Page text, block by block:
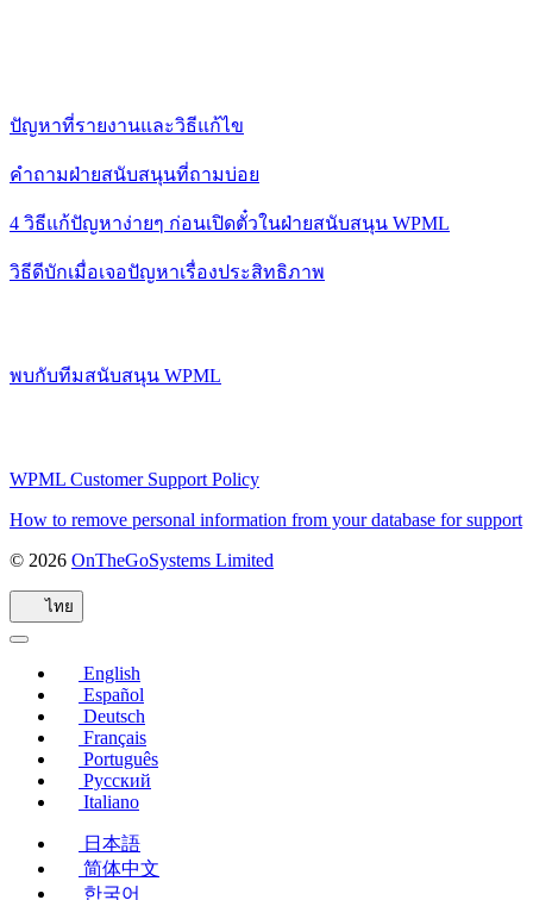
ปัญหาที่รายงานและวิธีแก้ไข
คำถามฝ่ายสนับสนุนที่ถามบ่อย
4 วิธีแก้ปัญหาง่ายๆ ก่อนเปิดตั๋วในฝ่ายสนับสนุน WPML
วิธีดีบักเมื่อเจอปัญหาเรื่องประสิทธิภาพ
พบกับทีมสนับสนุน WPML
WPML Customer Support Policy
How to remove personal information from your database for support
© 2026 OnTheGoSystems Limited(เปิด
ไทย
English
Español
Deutsch
Français
Português
Русский
Italiano
日本語
简体中文
한국어